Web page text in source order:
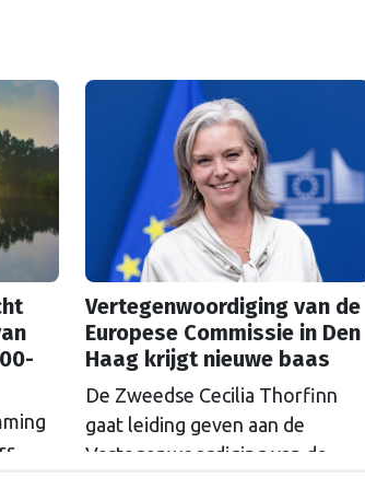
Vertegenwoordiging van de
Europese Commissie in Den
Haag krijgt nieuwe baas
De Zweedse Cecilia Thorfinn
gaat leiding geven aan de
Vertegenwoordiging van de